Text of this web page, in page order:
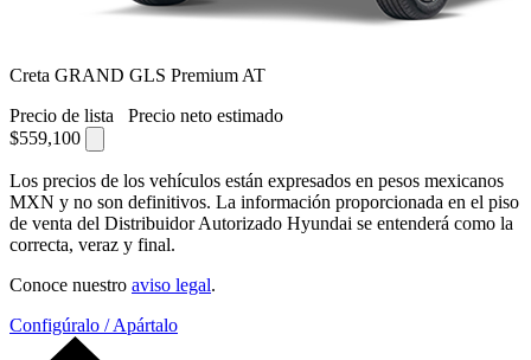
Creta GRAND GLS Premium AT
Precio de lista
Precio neto estimado
$559,100
Los precios de los vehículos están expresados en pesos mexicanos
MXN y no son definitivos. La información proporcionada en el piso
de venta del Distribuidor Autorizado Hyundai se entenderá como la
correcta, veraz y final.
Conoce nuestro aviso legal.
Configúralo / Apártalo